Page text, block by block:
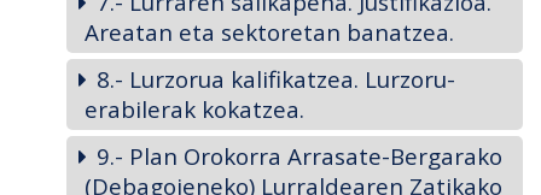
Areatan eta sektoretan banatzea.
8.- Lurzorua kalifikatzea. Lurzoru-
erabilerak kokatzea.
9.- Plan Orokorra Arrasate-Bergarako
(Debagoieneko) Lurraldearen Zatikako